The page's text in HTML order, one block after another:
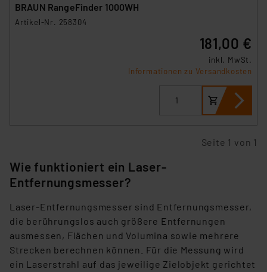
BRAUN RangeFinder 1000WH
Artikel-Nr. 258304
181,00 €
inkl. MwSt.
Informationen zu Versandkosten
Seite 1 von 1
Wie funktioniert ein Laser-
Entfernungsmesser?
Laser-Entfernungsmesser sind Entfernungsmesser,
die berührungslos auch größere Entfernungen
ausmessen, Flächen und Volumina sowie mehrere
Strecken berechnen können. Für die Messung wird
ein Laserstrahl auf das jeweilige Zielobjekt gerichtet